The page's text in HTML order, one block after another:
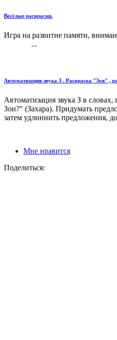
Весёлые раскраски.
Игра на развитие
...
Автоматизация звука З . Раскраска "Зоя" ,
Автоматизация звука З в
Зои?" (Захара). Придумать
затем удлиннить предложения,
Мне нравится
Поделиться: